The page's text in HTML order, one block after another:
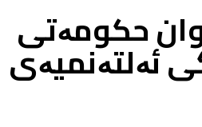
حکومەتی
ئەلتەنمیەی